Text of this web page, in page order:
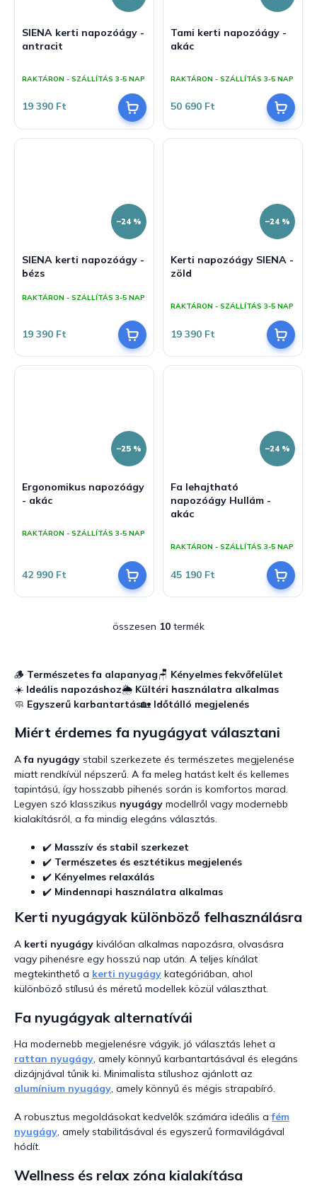
SIENA kerti napozóágy -
antracit
termék
5-
5,0
RAKTÁRON - SZÁLLÍTÁS 3-5 NAP
19 390 Ft
Tami kerti napozóágy -
akác
termék
5-
4,8
RAKTÁRON - SZÁLLÍTÁS 3-5 NAP
50 690 Ft
–24 %
SIENA kerti napozóágy -
bézs
RAKTÁRON - SZÁLLÍTÁS 3-5 NAP
19 390 Ft
–24 %
Kerti napozóágy SIENA -
zöld
termék
5-
5,0
RAKTÁRON - SZÁLLÍTÁS 3-5 NAP
19 390 Ft
–25 %
Ergonomikus napozóágy
- akác
termék
ből
csillag.
RAKTÁRON - SZÁLLÍTÁS 3-5 NAP
42 990 Ft
–24 %
Fa lehajtható
napozóágy Hullám -
akác
termék
5-
5,0
RAKTÁRON - SZÁLLÍTÁS 3-5 NAP
45 190 Ft
L
t
a
i
r
á
n
í
t
á
s
e
e
m
i
összesen 10 termék
🪵 Természetes fa alapanyag🪑 Kényelmes fekvőfelület
☀️ Ideális napozáshoz🌦️ Kültéri használatra alkalmas
🧼 Egyszerű karbantartás🏡 Időtálló megjelenés
Miért érdemes fa nyugágyat választani
Afa nyugágy stabil szerkezete és természetes megjelenése
miatt rendkívül népszerű. A fa meleg hatást kelt és kellemes
tapintású, így hosszabb pihenés során is komfortos marad.
Legyen szó klasszikus nyugágy modellről vagy modernebb
kialakításról, a fa mindig elegáns választás.
✔️ Masszív és stabil szerkezet
✔️ Természetes és esztétikus megjelenés
✔️ Kényelmes relaxálás
✔️ Mindennapi használatra alkalmas
Kerti nyugágyak különböző felhasználásra
A kerti nyugágy kiválóan alkalmas napozásra, olvasásra
vagy pihenésre egy hosszú nap után. A teljes kínálat
megtekinthető a kerti nyugágy kategóriában, ahol
különböző stílusú és méretű modellek közül választhat.
Fa nyugágyak alternatívái
Ha modernebb megjelenésre vágyik, jó választás lehet a
rattan nyugágy, amely könnyű karbantartásával és elegáns
dizájnjával tűnik ki. Minimalista stílushoz ajánlott az
alumínium nyugágy, amely könnyű és mégis strapabíró.
A robusztus megoldásokat kedvelők számára ideális afém
nyugágy, amely stabilitásával és egyszerű formavilágával
hódít.
Wellness és relax zóna kialakítása